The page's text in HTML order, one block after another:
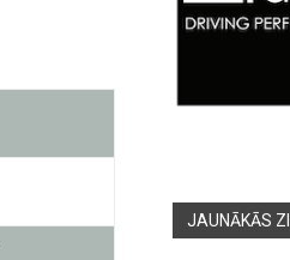
JAUNĀKĀS